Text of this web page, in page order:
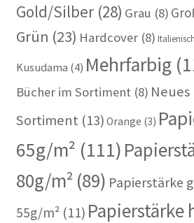
Gold/Silber(28) Grau (8)
Grün (23) Hardcover(8) Italienisch
Kusudama (4) Mehrfarbig
Bücher im Sortiment (8) Neues
Sortiment(13) Orange (3)
65g/m² (111)
80g/m²(89) Papierstärke
55g/m²(11) Papierstärke